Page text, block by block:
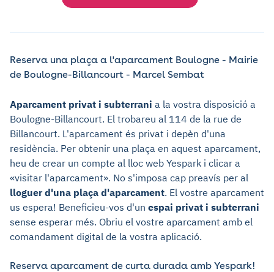
Reserva una plaça a l'aparcament Boulogne - Mairie
de Boulogne-Billancourt - Marcel Sembat
Aparcament privat i subterrani a la vostra disposició a
Boulogne-Billancourt. El trobareu al 114 de la rue de
Billancourt. L'aparcament és privat i depèn d'una
residència. Per obtenir una plaça en aquest aparcament,
heu de crear un compte al lloc web Yespark i clicar a
«visitar l'aparcament». No s'imposa cap preavís per al
lloguer d'una plaça d'aparcament. El vostre aparcament
us espera! Beneficieu-vos d'un espai privat i subterrani
sense esperar més. Obriu el vostre aparcament amb el
comandament digital de la vostra aplicació.
Reserva aparcament de curta durada amb Yespark!